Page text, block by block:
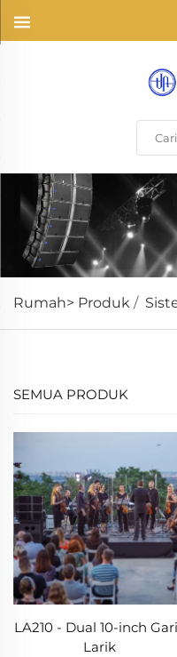
Rumah> Produk /
SEMUA PRODUK
LA210 - Dual 10-inch
Larik